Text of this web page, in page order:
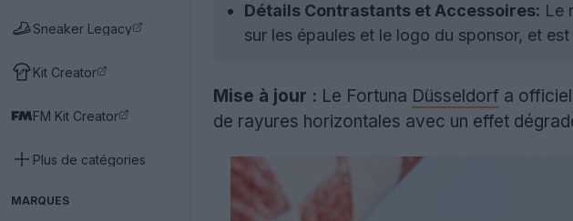
Sneaker Legacy
Kit Creator
FM Kit Creator
Plus de catégories
MARQUES
Détails Contrastants et Accessoires: Le
sur les épaules et le logo du sponsor, et
Mise à jour : Le Fortuna Düsseldorf a
de rayures horizontales avec un effet